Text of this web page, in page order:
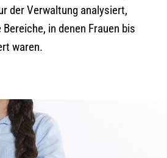
der Verwaltung analysiert,
in denen Frauen bis
waren.